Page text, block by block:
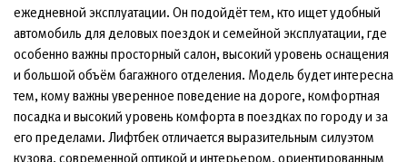
ежедневной эксплуатации. Он подойдёт тем, кто ищет удобный
автомобиль для деловых поездок и семейной эксплуатации, где
особенно важны просторный салон, высокий уровень оснащения
и большой объём багажного отделения. Модель будет интересна
тем, кому важны уверенное поведение на дороге, комфортная
посадка и высокий уровень комфорта в поездках по городу и за
его пределами. Лифтбек отличается выразительным силуэтом
кузова, современной оптикой и интерьером, ориентированным